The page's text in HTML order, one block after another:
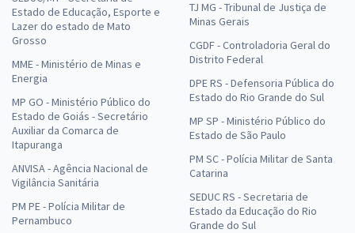
Estado de Educação, Esporte e
Lazer do estado de Mato
Grosso
MME - Ministério de Minas e
Energia
MP GO - Ministério Público do
Estado de Goiás - Secretário
Auxiliar da Comarca de
Itapuranga
ANVISA - Agência Nacional de
Vigilância Sanitária
PM PE - Polícia Militar de
Pernambuco
TJ MG - Tribunal de Justiça de
Minas Gerais
CGDF - Controladoria Geral do
Distrito Federal
DPE RS - Defensoria Pública do
Estado do Rio Grande do Sul
MP SP - Ministério Público do
Estado de São Paulo
PM SC - Polícia Militar de Santa
Catarina
SEDUC RS - Secretaria de
Estado da Educação do Rio
Grande do Sul